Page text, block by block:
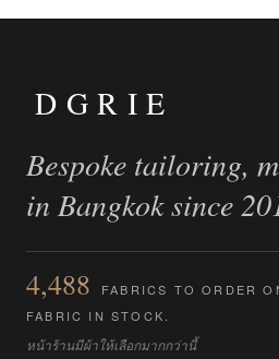
เปรียบ
DGRIE
Bespoke tailoring,
in Bangkok since
4,488
FABRICS TO ORDER
FABRIC IN STOCK.
หน้าร้านมีผ้าให้เลือกมากกว่านี้